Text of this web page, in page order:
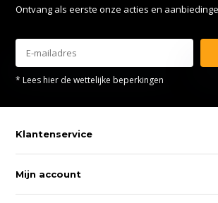
Ontvang als eerste onze acties en
* Lees hier de wettelijke beperkingen
Klantenservice
Mijn account